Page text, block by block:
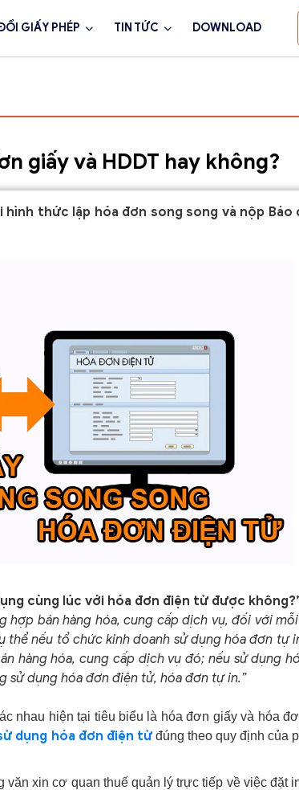
GIẤY PHÉP TIN TỨC DOWNLOAD
giấy và HDDT hay không?
thức lập hóa đơn song song và nộp
cùng lúc với hóa đơn điện tử được
hợp bán hàng hóa, cung cấp dịch vụ, đối với
nếu tổ chức kinh doanh sử dụng hóa đơn tự
hàng hóa, cung cấp dịch vụ đó; nếu sử dụng
sử dụng hóa đơn điện tử, hóa đơn tự in.”
nhau hiện tại tiêu biểu là hóa đơn giấy và hóa
dụng hóa đơn điện tửđúng theo quy định của
xin cơ quan thuế quản lý trực tiếp về việc đặt